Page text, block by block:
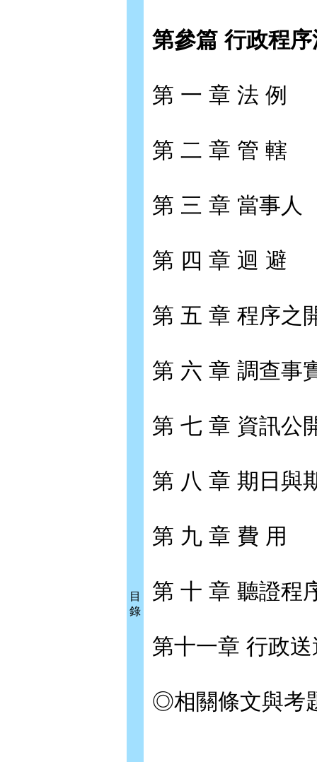
目
錄
第參篇 行政程
第 一 章 法 例
第 二 章 管 轄
第 三 章 當事人
第 四 章 迴 避
第 五 章 程序之
第 六 章 調查事
第 七 章 資訊公
第 八 章 期日與
第 九 章 費 用
第 十 章 聽證程
第十一章 行政送
◎相關條文與考